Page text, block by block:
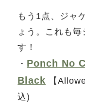
もう1点、ジャ
ょう。これも
す！
・ Ponch No
Black 【
込)